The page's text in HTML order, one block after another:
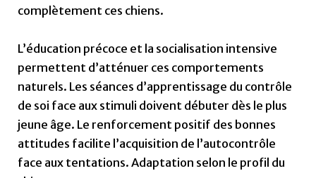
complètement ces chiens.
L’éducation précoce et la socialisation intensive
permettent d’atténuer ces comportements
naturels. Les séances d’apprentissage du contrôle
de soi face aux stimuli doivent débuter dès le plus
jeune âge. Le renforcement positif des bonnes
attitudes facilite l’acquisition de l’autocontrôle
face aux tentations. Adaptation selon le profil du